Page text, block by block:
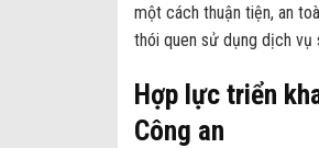
một cách thuận tiện, an
thói quen sử dụng dịch vụ
Hợp lực triển
Công an